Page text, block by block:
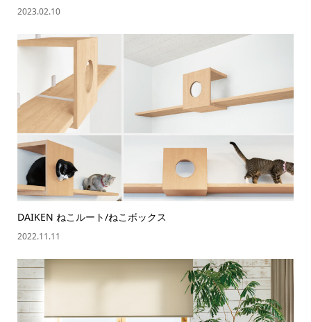
2023.02.10
DAIKEN ねこルート/ねこボックス
2022.11.11